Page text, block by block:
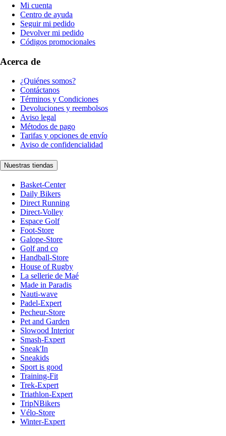
Mi cuenta
Centro de ayuda
Seguir mi pedido
Devolver mi pedido
Códigos promocionales
Acerca de
¿Quiénes somos?
Contáctanos
Términos y Condiciones
Devoluciones y reembolsos
Aviso legal
Métodos de pago
Tarifas y opciones de envío
Aviso de confidencialidad
Nuestras tiendas
Basket-Center
Daily Bikers
Direct Running
Direct-Volley
Espace Golf
Foot-Store
Galope-Store
Golf and co
Handball-Store
House of Rugby
La sellerie de Maé
Made in Paradis
Nauti-wave
Padel-Expert
Pecheur-Store
Pet and Garden
Slowood Interior
Smash-Expert
Sneak'In
Sneakids
Sport is good
Training-Fit
Trek-Expert
Triathlon-Expert
TripNBikers
Vélo-Store
Winter-Expert